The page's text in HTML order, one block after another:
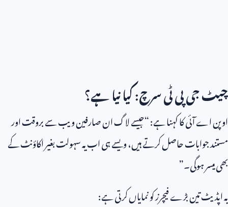
چیٹ جی پی ٹی سرچ: کیا نیا ہے؟
اوپن اے آئی کا کہنا ہے: “جیسے لاگ ان صارفین ویب سے بروقت اور
مستند جوابات حاصل کرتے ہیں، ویسے ہی اب یہ سہولت بغیر اکاؤنٹ کے
بھی میسر ہوگی۔”
یہ اپڈیٹ تین بڑے فیچرز کو نمایاں کرتی ہے: